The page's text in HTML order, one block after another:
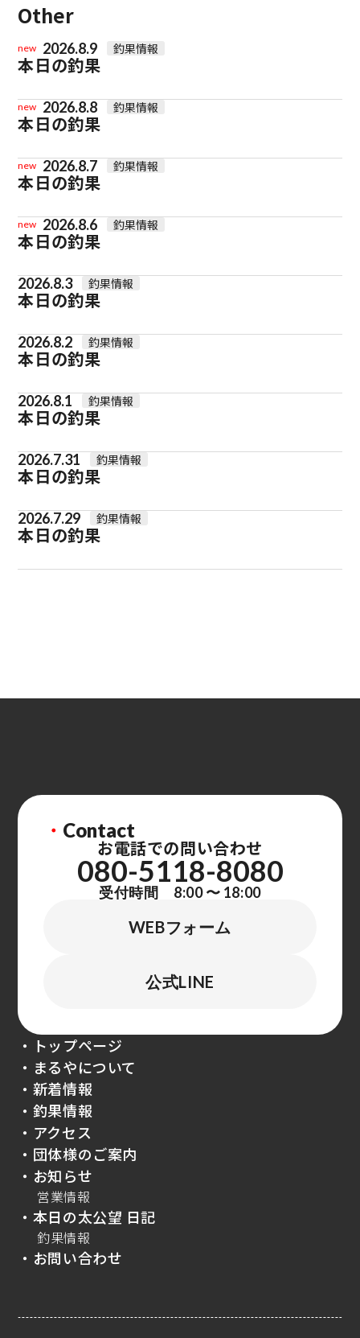
Other
new 2026.8.9 釣果情報
本日の釣果
new 2026.8.8 釣果情報
本日の釣果
new 2026.8.7 釣果情報
本日の釣果
new 2026.8.6 釣果情報
本日の釣果
2026.8.3 釣果情報
本日の釣果
2026.8.2 釣果情報
本日の釣果
2026.8.1 釣果情報
本日の釣果
2026.7.31 釣果情報
本日の釣果
2026.7.29 釣果情報
本日の釣果
・ Contact
お電話での問い合わせ
080-5118-8080
受付時間 8:00 〜 18:00
WEBフォーム
公式LINE
・トップページ
・まるやについて
・新着情報
・釣果情報
・アクセス
・団体様のご案内
・お知らせ
営業情報
・本日の太公望 日記
釣果情報
・お問い合わせ